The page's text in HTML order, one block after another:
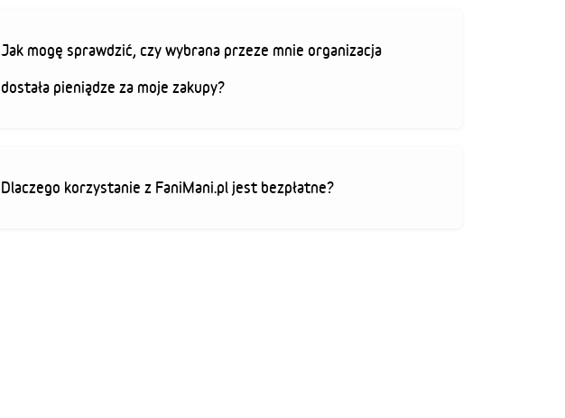
Jak mogę sprawdzić, czy wybrana przeze mnie organizacja
dostała pieniądze za moje zakupy?
Dlaczego korzystanie z FaniMani.pl jest bezpłatne?